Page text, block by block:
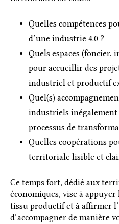
Quelles compétences
d’une industrie 4.0 ?
Quels espaces (foncier,
pour accueillir des
industriel et productif
Quel(s)
industriels inégalement
processus de
Quelles coopérations
territoriale lisible et
Ce temps fort, dédié aux
économiques, vise à
tissu productif et à affirmer
d’accompagner de manière